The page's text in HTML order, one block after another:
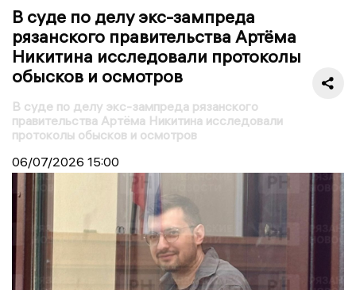
В суде по делу экс-зампреда
рязанского правительства Артёма
Никитина исследовали протоколы
обысков и осмотров
В суде по делу экс-зампреда рязанского
правительства Артёма Никитина исследовали
протоколы обысков и осмотров
06/07/2026 15:00